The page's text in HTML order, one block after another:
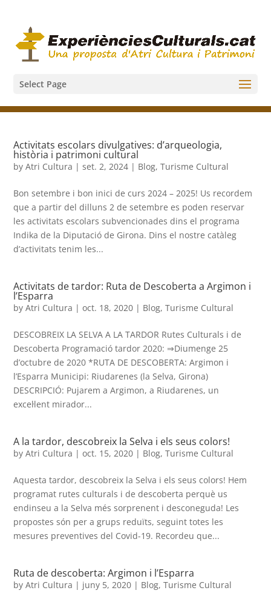
Select Page
Activitats escolars divulgatives: d’arqueologia,
història i patrimoni cultural
byAtri Cultura |set. 2, 2024 | Blog,Turisme Cultural
Bon setembre i bon inici de curs 2024 – 2025! Us recordem
que a partir del dilluns 2 de setembre es poden reservar
les activitats escolars subvencionades dins el programa
Indika de la Diputació de Girona. Dins el nostre catàleg
d’activitats tenim les...
Activitats de tardor: Ruta de Descoberta a Argimon i
l’Esparra
byAtri Cultura |oct. 18, 2020 | Blog,Turisme Cultural
DESCOBREIX LA SELVA A LA TARDOR Rutes Culturals i de
Descoberta Programació tardor 2020: ⇒Diumenge 25
d’octubre de 2020 *RUTA DE DESCOBERTA: Argimon i
l’Esparra Municipi: Riudarenes (la Selva, Girona)
DESCRIPCIÓ: Pujarem a Argimon, a Riudarenes, un
excel·lent mirador...
A la tardor, descobreix la Selva i els seus colors!
byAtri Cultura |oct. 15, 2020 | Blog,Turisme Cultural
Aquesta tardor, descobreix la Selva i els seus colors! Hem
programat rutes culturals i de descoberta perquè us
endinseu a la Selva més sorprenent i desconeguda! Les
propostes són per a grups reduïts, seguint totes les
mesures preventives del Covid-19. Recordeu que...
Ruta de descoberta: Argimon i l’Esparra
byAtri Cultura | juny 5, 2020 | Blog,Turisme Cultural